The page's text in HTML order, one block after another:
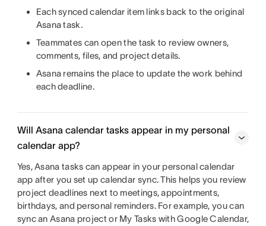
Each synced calendar item links back to the original
Asana task.
Teammates can open the task to review owners,
comments, files, and project details.
Asana remains the place to update the work behind
each deadline.
Will Asana calendar tasks appear in my personal
calendar app?
Yes, Asana tasks can appear in your personal calendar
app after you set up calendar sync. This helps you review
project deadlines next to meetings, appointments,
birthdays, and personal reminders. For example, you can
sync an Asana project or My Tasks with Google Calendar,